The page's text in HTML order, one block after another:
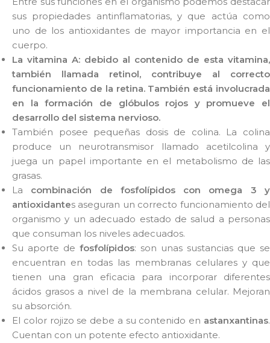
sus propiedades antinflamatorias, y que actúa como
uno de los antioxidantes de mayor importancia en el
cuerpo.
La vitamina A: debido al contenido de esta vitamina,
también llamada retinol, contribuye al correcto
funcionamiento de la retina. También está involucrada
en la formación de glóbulos rojos y promueve el
desarrollo del sistema nervioso.
También posee pequeñas dosis de colina. La colina
produce un neurotransmisor llamado acetilcolina y
juega un papel importante en el metabolismo de las
grasas.
La combinación de fosfolípidos con omega 3 y
antioxidantes aseguran un correcto funcionamiento del
organismo y un adecuado estado de salud a personas
que consuman los niveles adecuados.
Su aporte de fosfolípidos: son unas sustancias que se
encuentran en todas las membranas celulares y que
tienen una gran eficacia para incorporar diferentes
ácidos grasos a nivel de la membrana celular. Mejoran
su absorción.
El color rojizo se debe a su contenido en astanxantinas.
Cuentan con un potente efecto antioxidante.